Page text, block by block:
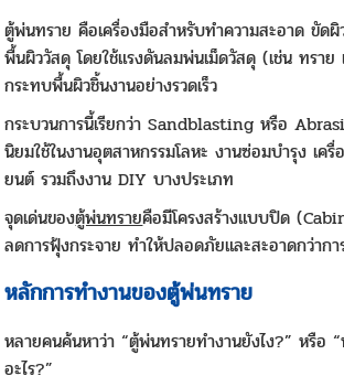
ตู้พ่นทราย คือเครื่องมือสำหรับทำความสะอาด ขัด
พื้นผิววัสดุ โดยใช้แรงดันลมพ่นเม็ดวัสดุ (เช่น ทราย
กระทบพื้นผิวชิ้นงานอย่างรวดเร็ว
กระบวนการนี้เรียกว่า Sandblasting หรือ
นิยมใช้ในงานอุตสาหกรรมโลหะ งานซ่อมบำรุง เค
ยนต์ รวมถึงงาน DIY บางประเภท
จุดเด่นของตู้พ่นทรายคือมีโครงสร้างแบบปิด
ลดการฟุ้งกระจาย ทำให้ปลอดภัยและสะอาดกว่าก
หลักการทำงานของตู้พ่นทราย
หลายคนค้นหาว่า “ตู้พ่นทรายทำงานยังไง?” หรือ
อะไร?”